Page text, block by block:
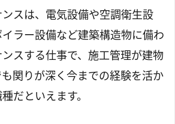
スは、電気設備や空調衛生設
ラー設備など建築構造物に備わ
スする仕事で、施工管理が建物
関りが深く今までの経験を活か
だといえます。